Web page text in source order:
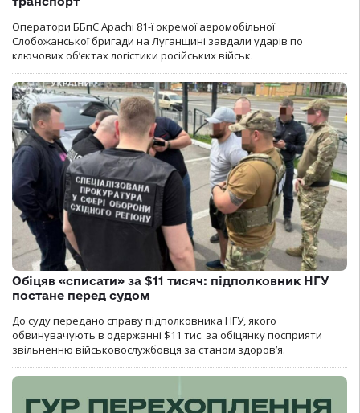
Оператори ББпС Apachi 81-ї окремої аеромобільної
Слобожанської бригади на Луганщині завдали ударів по
ключових об’єктах логістики російських військ.
Обіцяв «списати» за $11 тисяч: підполковник НГУ
постане перед судом
До суду передано справу підполковника НГУ, якого
обвинувачують в одержанні $11 тис. за обіцянку посприяти
звільненню військовослужбовця за станом здоров’я.